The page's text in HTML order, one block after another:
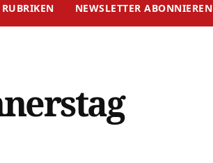
RUBRIKEN NEWSLETTER ABONNIEREN